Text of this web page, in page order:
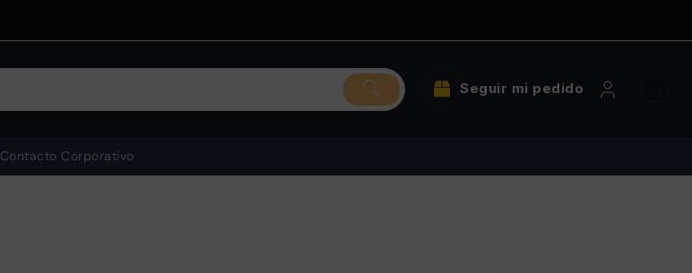
Seguir mi pedido
Contacto Corporativo